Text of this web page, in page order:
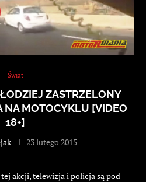
Świat
ZASTRZELONY
NA MOTOCYKLU [VIDEO
18+]
23 lutego 2015
akcji, telewizja i policja są pod